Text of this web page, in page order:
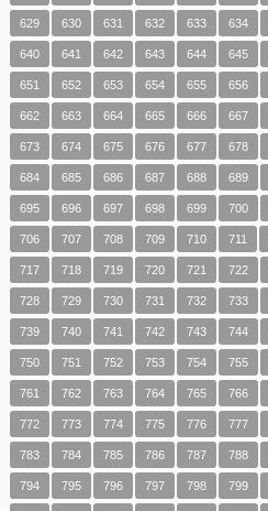
629 630 631 632 633 634
640 641 642 643 644 645
651 652 653 654 655 656
662 663 664 665 666 667
673 674 675 676 677 678
684 685 686 687 688 689
695 696 697 698 699 700
706 707 708 709 710 711
717 718 719 720 721 722
728 729 730 731 732 733
739 740 741 742 743 744
750 751 752 753 754 755
761 762 763 764 765 766
772 773 774 775 776 777
783 784 785 786 787 788
794 795 796 797 798 799